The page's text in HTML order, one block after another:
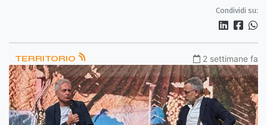
Condividi su:
TERRITORIO 2 settimane fa